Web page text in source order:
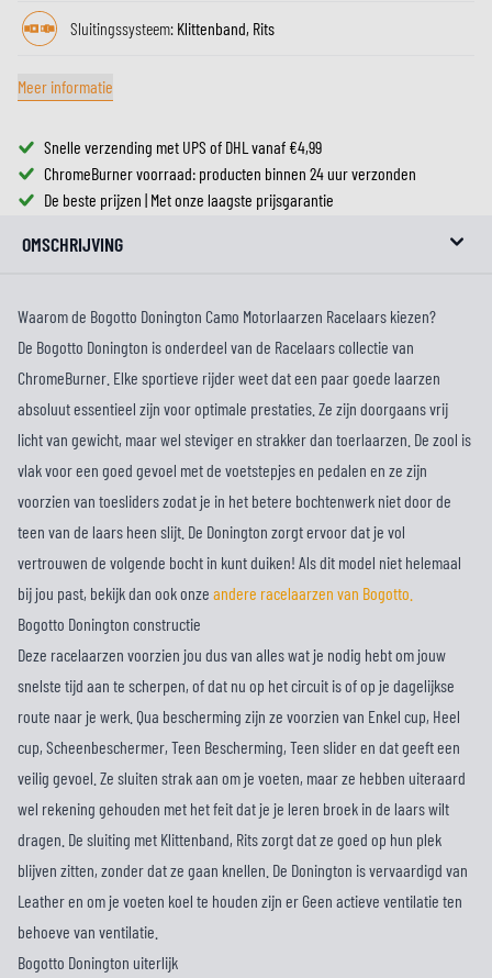
Sluitingssysteem: Klittenband, Rits
Meer informatie
Snelle verzending met UPS of DHL vanaf €4,99
ChromeBurner voorraad: producten binnen 24 uur verzonden
De beste prijzen | Met onze laagste prijsgarantie
OMSCHRIJVING
Waarom de Bogotto Donington Camo Motorlaarzen Racelaars kiezen?
De Bogotto Donington is onderdeel van de Racelaars collectie van
ChromeBurner. Elke sportieve rijder weet dat een paar goede laarzen
absoluut essentieel zijn voor optimale prestaties. Ze zijn doorgaans vrij
licht van gewicht, maar wel steviger en strakker dan toerlaarzen. De zool is
vlak voor een goed gevoel met de voetstepjes en pedalen en ze zijn
voorzien van toesliders zodat je in het betere bochtenwerk niet door de
teen van de laars heen slijt. De Donington zorgt ervoor dat je vol
vertrouwen de volgende bocht in kunt duiken! Als dit model niet helemaal
bij jou past, bekijk dan ook onze andere racelaarzen van Bogotto.
Bogotto Donington constructie
Deze racelaarzen voorzien jou dus van alles wat je nodig hebt om jouw
snelste tijd aan te scherpen, of dat nu op het circuit is of op je dagelijkse
route naar je werk. Qua bescherming zijn ze voorzien van Enkel cup, Heel
cup, Scheenbeschermer, Teen Bescherming, Teen slider en dat geeft een
veilig gevoel. Ze sluiten strak aan om je voeten, maar ze hebben uiteraard
wel rekening gehouden met het feit dat je je leren broek in de laars wilt
dragen. De sluiting met Klittenband, Rits zorgt dat ze goed op hun plek
blijven zitten, zonder dat ze gaan knellen. De Donington is vervaardigd van
Leather en om je voeten koel te houden zijn er Geen actieve ventilatie ten
behoeve van ventilatie.
Bogotto Donington uiterlijk